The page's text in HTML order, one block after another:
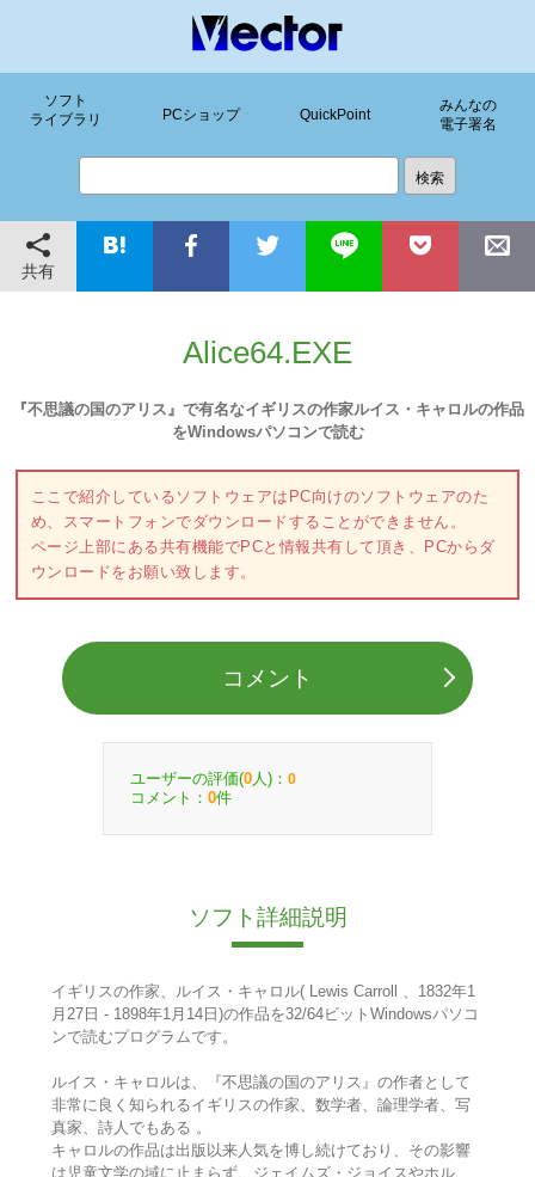
ソフト
ライブラリ
PCショップ QuickPoint
みんなの
電子署名
共有
Alice64.EXE
『不思議の国のアリス』で有名なイギリスの作家ルイス・キャロルの作品
をWindowsパソコンで読む
ここで紹介しているソフトウェアはPC向けのソフトウェアのた
め、スマートフォンでダウンロードすることができません。
ページ上部にある共有機能でPCと情報共有して頂き、PCからダ
ウンロードをお願い致します。
コメント
ユーザーの評価(0 人)： 0
コメント： 0件
ソフト詳細説明
イギリスの作家、ルイス・キャロル( Lewis Carroll 、1832年1
月27日 - 1898年1月14日)の作品を32/64ビットWindowsパソコ
ンで読むプログラムです。
ルイス・キャロルは、『不思議の国のアリス』の作者として
非常に良く知られるイギリスの作家、数学者、論理学者、写
真家、詩人でもある 。
キャロルの作品は出版以来人気を博し続けており、その影響
は児童文学の域に止まらず、ジェイムズ・ジョイスやホル